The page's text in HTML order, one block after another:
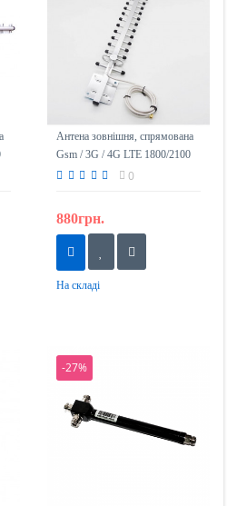
Антена зовнішня, спрямована
Gsm / 3G / 4G LTE 1800/2100
(20дБ). ICS / 20-1800-2100
0
880грн.
На складі
-27%